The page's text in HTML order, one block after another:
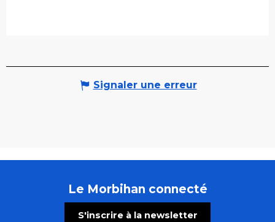
Signaler une erreur
Le Morbihan connecté
S'inscrire à la newsletter